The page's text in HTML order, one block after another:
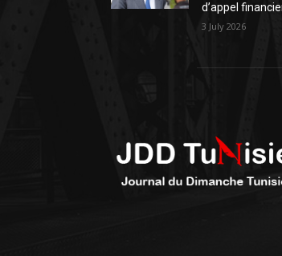
d’appel
3 July 2026